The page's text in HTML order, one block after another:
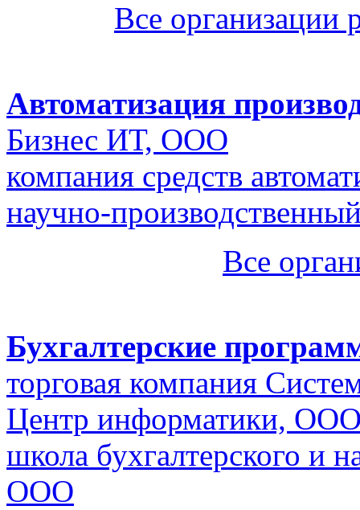
Все организации
Автоматизация
Бизнес ИТ, ООО
компания средств
научно-
Все
Бухгалтерские
торговая компания
Центр информатики,
школа бухгалтерского и
ООО